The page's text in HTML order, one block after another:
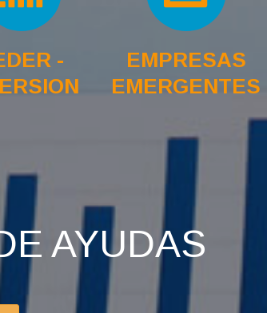
-
EMPRESAS
EMERGENTES
AYUDAS